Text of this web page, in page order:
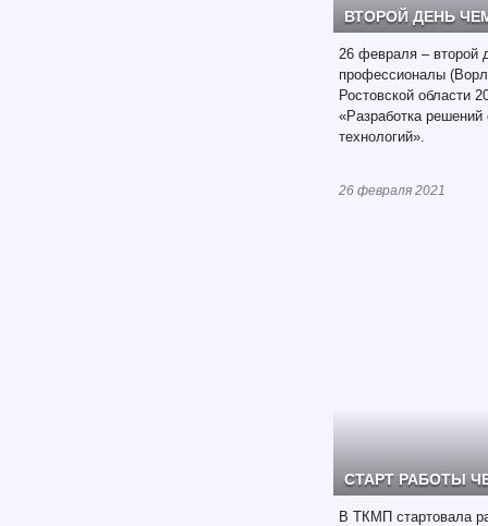
ВТОРОЙ ДЕНЬ
26 февраля – второй
профессионалы
Ростовской области
«Разработка решений
технологий».
26 февраля 2021
СТАРТ РАБОТЫ
В ТКМП стартовала